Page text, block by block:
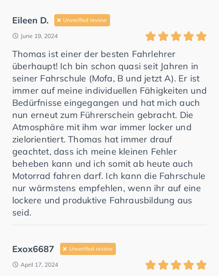
Eileen D. Unverified review
June 19, 2024
Thomas ist einer der besten Fahrlehrer
überhaupt! Ich bin schon quasi seit Jahren in
seiner Fahrschule (Mofa, B und jetzt A). Er ist
immer auf meine individuellen Fähigkeiten und
Bedürfnisse eingegangen und hat mich auch
nun erneut zum Führerschein gebracht. Die
Atmosphäre mit ihm war immer locker und
zielorientiert. Thomas hat immer drauf
geachtet, dass ich meine kleinen Fehler
beheben kann und ich somit ab heute auch
Motorrad fahren darf. Ich kann die Fahrschule
nur wärmstens empfehlen, wenn ihr auf eine
lockere und produktive Fahrausbildung aus
seid.
Exox6687 Unverified review
April 17, 2024